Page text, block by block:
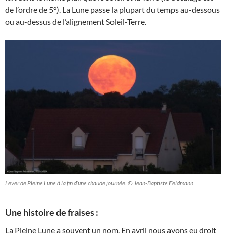
de l’ordre de 5°). La Lune passe la plupart du temps au-dessous
ou au-dessus de l’alignement Soleil-Terre.
Lever de Pleine Lune à la fin d’une chaude journée. © Jean-Baptiste Feldmann
Une histoire de fraises :
La Pleine Lune a souvent un nom. En avril nous avons eu droit